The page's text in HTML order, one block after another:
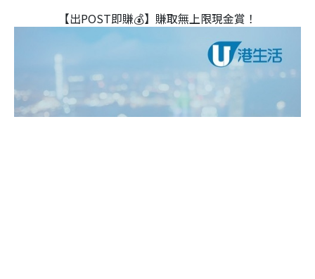
【出POST即賺💰】賺取無上限現金賞！